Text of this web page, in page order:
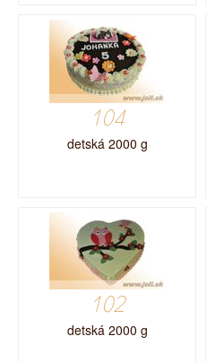
104
detská 2000 g
102
detská 2000 g